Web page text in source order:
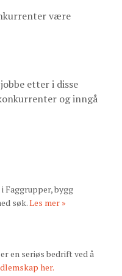
være
etter i disse
og inngå
Faggrupper, bygg
søk.Les mer »
en seriøs bedrift ved å
her.